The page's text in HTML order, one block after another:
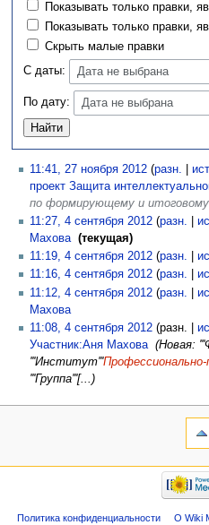
Показывать только правки,
Показывать только правки,
Скрыть малые правки
С даты:
Дата не выбрана
По дату: Дата не выбрана
11:41, 27 ноября 2012 (разн.
проект Защита
по формирующему и
11:27, 4 сентября 2012 (разн.
Махова‎ (текущая)
11:19, 4 сентября 2012 (разн.
11:16, 4 сентября 2012 (разн.
11:12, 4 сентября 2012 (разн.
Махова
11:08, 4 сентября 2012 (разн. |
Участник:Аня Махова‎ (Новая:
'''Институт'''
'''Группа'''[...)
Политика конфиденциальности О Wiki